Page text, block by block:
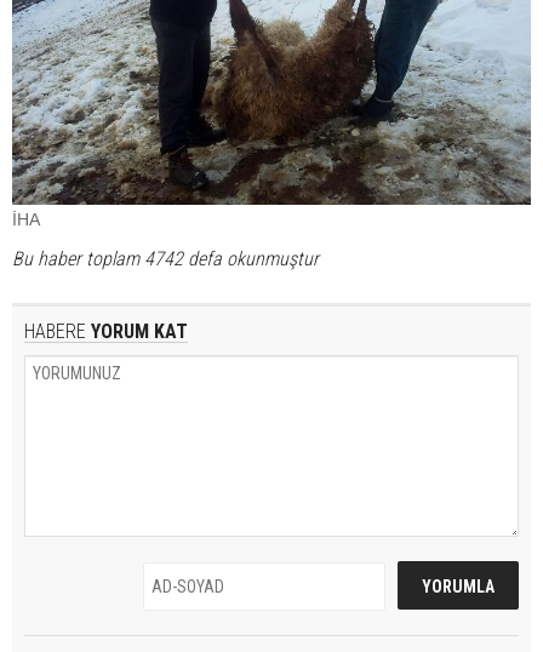
İHA
Bu haber toplam 4742 defa okunmuştur
HABERE YORUM KAT